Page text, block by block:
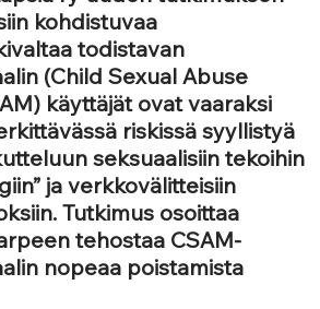
kohdistuvaa
todistavan
(Child Sexual Abuse
käyttäjät ovat vaaraksi
riskissä syyllistyä
seksuaalisiin tekoihin
ja verkkovälitteisiin
Tutkimus osoittaa
tehostaa CSAM-
nopeaa poistamista